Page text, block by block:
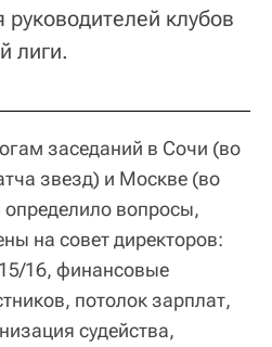
клубов
лиги.
заседаний в Сочи (во
звезд) и Москве (во
вопросы,
на совет директоров:
16, финансовые
потолок зарплат,
судейства,